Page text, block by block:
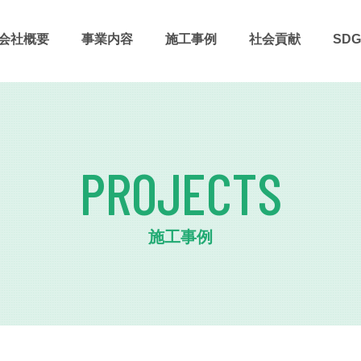
社概要 事業内容 施⼯事例 社会貢献
PROJECTS
施工事例